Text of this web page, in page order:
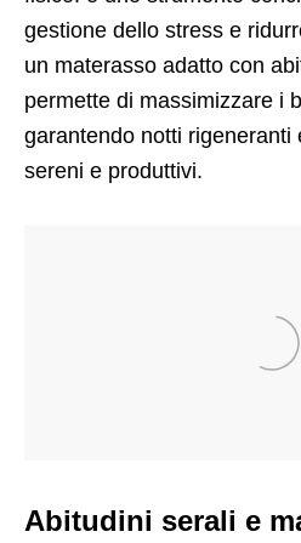
gestione dello stress e
un materasso adatto con
permette di massimizzare i
garantendo notti rigeneranti
sereni e produttivi.
Abitudini serali e